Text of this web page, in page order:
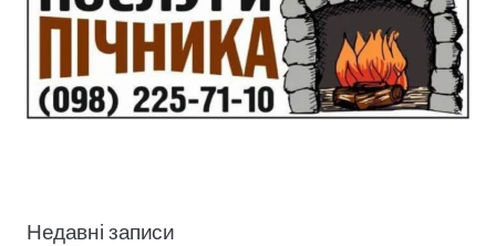
Недавні записи